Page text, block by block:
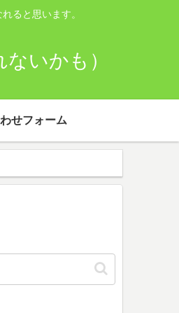
ると思います。
いかも）
せフォーム